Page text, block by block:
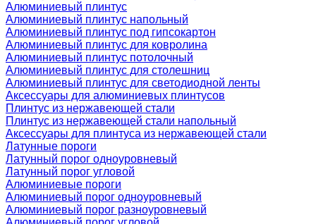
Алюминиевый плинтус
Алюминиевый плинтус напольный
Алюминиевый плинтус под гипсокартон
Алюминиевый плинтус для ковролина
Алюминиевый плинтус потолочный
Алюминиевый плинтус для столешниц
Алюминиевый плинтус для светодиодной ленты
Аксессуары для алюминиевых плинтусов
Плинтус из нержавеющей стали
Плинтус из нержавеющей стали напольный
Аксессуары для плинтуса из нержавеющей стали
Латунные пороги
Латунный порог одноуровневый
Латунный порог угловой
Алюминиевые пороги
Алюминиевый порог одноуровневый
Алюминиевый порог разноуровневый